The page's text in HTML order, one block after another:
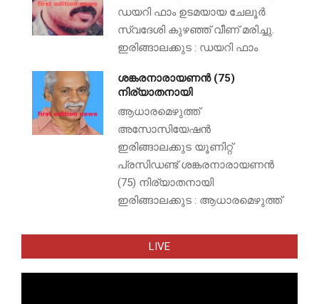
ഡയറി ഫാം ഉടമയായ ചേലൂർ
സ്വദേശി കുഴഞ്ഞ് വീണ് മരിച്ചു.
ഇരിങ്ങാലക്കുട : ഡയറി ഫാം
ശങ്കരനാരായണൻ (75)
നിര്യാതനായി
ആധാരമെഴുത്ത്
അസോസിയേഷൻ
ഇരിങ്ങാലക്കുട യൂണിറ്റ്
പ്രസിഡണ്ട് ശങ്കരനാരായണൻ
(75) നിര്യാതനായി
ഇരിങ്ങാലക്കുട : ആധാരമെഴുത്ത്
LIVE